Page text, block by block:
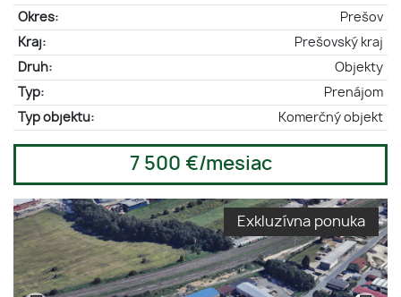
Okres:
Prešov
Kraj:
Prešovský kraj
Druh:
Objekty
Typ:
Prenájom
Typ objektu:
Komerčný objekt
7 500 €/mesiac
Exkluzívna ponuka